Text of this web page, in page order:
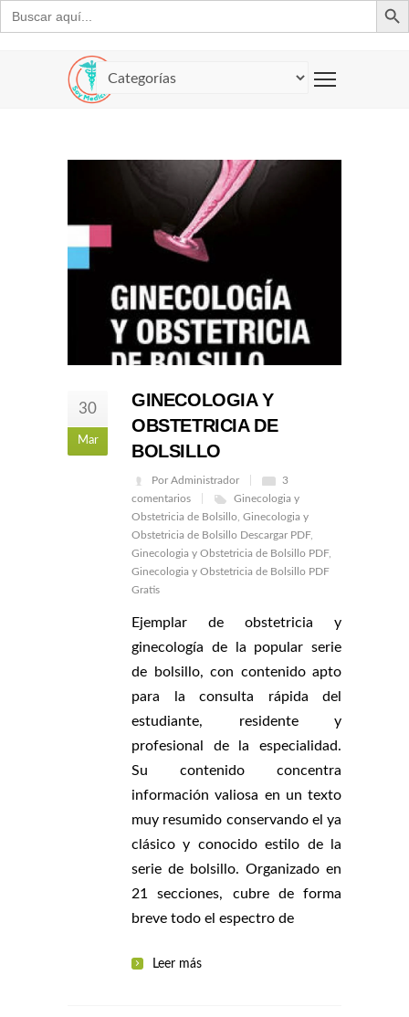
30
Mar
GINECOLOGIA Y
OBSTETRICIA DE
BOLSILLO
Por Administrador
3
comentarios
Ginecologia y
Obstetricia de Bolsillo Ginecologia y
Obstetricia de Bolsillo Descargar PDF,
Ginecologia y Obstetricia de Bolsillo PDF,
Ginecologia y Obstetricia de Bolsillo PDF
Gratis
Ejemplar de obstetricia y
ginecología de la popular serie
de bolsillo, con contenido apto
para la consulta rápida del
estudiante, residente y
profesional de la especialidad.
Su contenido concentra
información valiosa en un texto
muy resumido conservando el ya
clásico y conocido estilo de la
serie de bolsillo. Organizado en
21 secciones, cubre de forma
breve todo el espectro de
Leer más